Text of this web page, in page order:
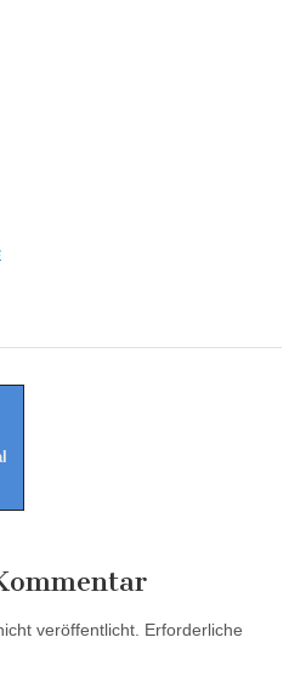
veröffentlicht. Erforderliche